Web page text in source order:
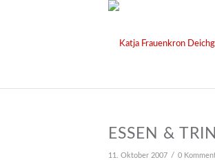
ESSEN &
11. Oktober 2007 / 0